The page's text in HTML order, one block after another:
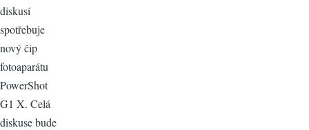
diskusí
spotřebuje
nový čip
fotoaparátu
PowerShot
G1 X. Celá
diskuse bude